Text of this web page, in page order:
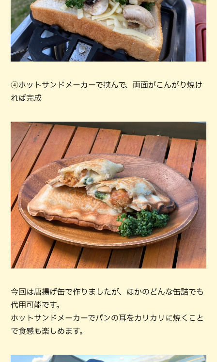
④ホットサンドメーカーで挟んで、両面がこんがり焼け
れば完成
今回は唐揚げ缶で作りましたが、ほかのどんな缶詰でも
代用可能です。
ホットサンドメーカーでパンの耳をカリカリに焼くこと
で食感も楽しめます。